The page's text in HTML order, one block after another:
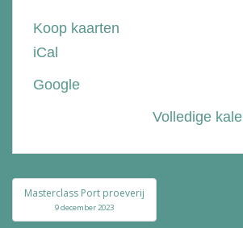
de
Koop kaarten
iCal
Google
Volledige
Bericht
navigatie
Masterclass Port proeverij
9 december 2023